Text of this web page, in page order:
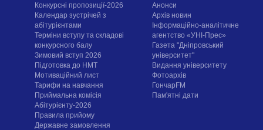
Конкурсні пропозиції-2026
Календар зустрічей з
абітурієнтами
Терміни вступу та складові
конкурсного балу
Зимовий вступ 2026
Підготовка до НМТ
Мотиваційний лист
Тарифи на навчання
Приймальна комісія
Абітурієнту-2026
Правила прийому
Державне замовлення
Анонси
Архів новин
Інформаційно-аналітичне
агентство «УНІ-Прес»
Газета "Дніпровський
університет"
Видання університету
Фотоархів
ГончарFM
Пам'ятні дати